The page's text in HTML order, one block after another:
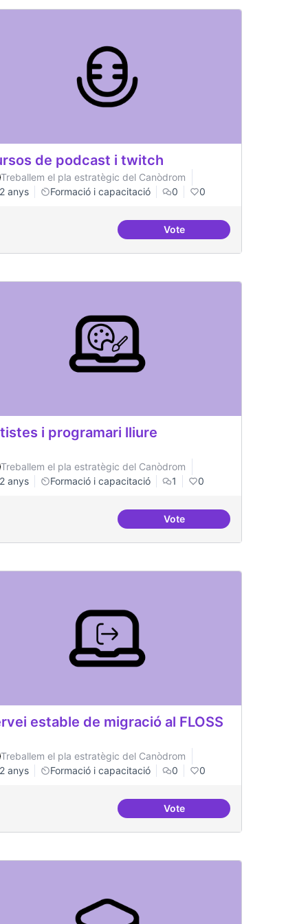
del postgrau
de podcast i twitch
Treballem el pla estratègic del Canòdrom
2 anys
Formació i capacitació 0 0
VoteCursos de podcast i twitch
a tots nivells que sigui referent
i programari lliure
Treballem el pla estratègic del Canòdrom
2 anys
Formació i capacitació 1 0
VoteArtistes i programari lliure
tràmits administratius
estable de migració al FLOSS
Treballem el pla estratègic del Canòdrom
2 anys
Formació i capacitació 0 0
VoteServei estable de migració al